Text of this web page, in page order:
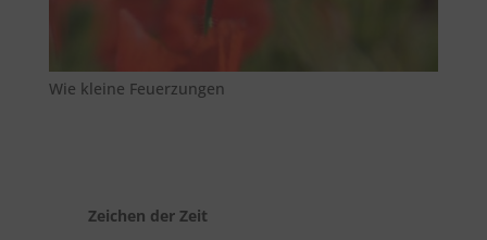
Wie kleine Feuerzungen
Zeichen der Zeit